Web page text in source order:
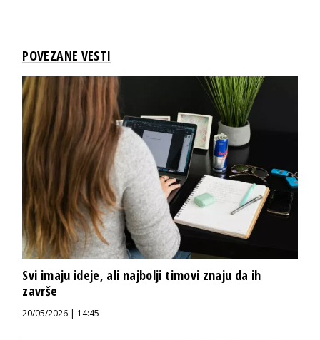
POVEZANE VESTI
Svi imaju ideje, ali najbolji timovi znaju da ih
završe
20/05/2026 | 14:45